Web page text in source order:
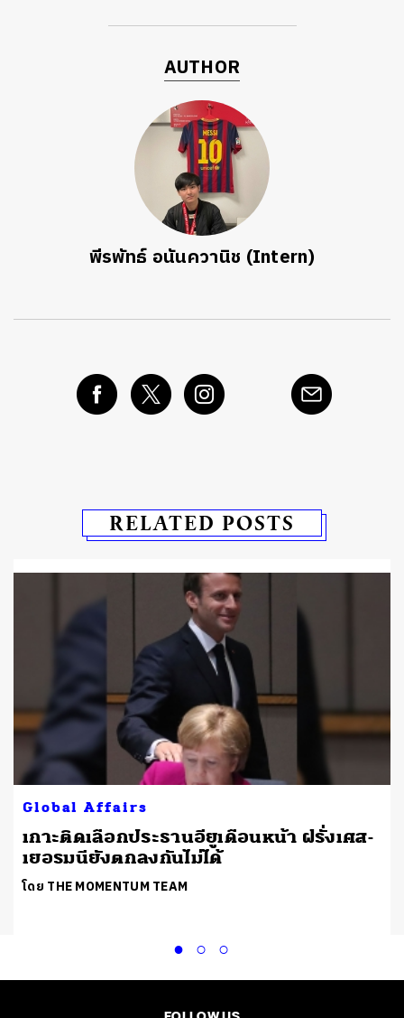
AUTHOR
พีรพัทธ์ อนันควานิช (Intern)
RELATED POSTS
Global Affairs
เกาะติดเลือกประธานอียูเดือนหน้า ฝรั่งเศส-
เยอรมนียังตกลงกันไม่ได้
โดย THE MOMENTUM TEAM